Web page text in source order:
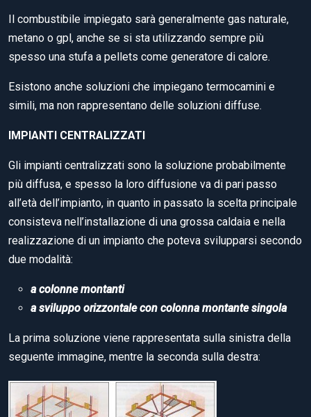
Il combustibile impiegato sarà generalmente gas naturale,
metano o gpl, anche se si sta utilizzando sempre più
spesso una stufa a pellets come generatore di calore.
Esistono anche soluzioni che impiegano termocamini e
simili, ma non rappresentano delle soluzioni diffuse.
IMPIANTI CENTRALIZZATI
Gli impianti centralizzati sono la soluzione probabilmente
più diffusa, e spesso la loro diffusione va di pari passo
all’età dell’impianto, in quanto in passato la scelta principale
consisteva nell’installazione di una grossa caldaia e nella
realizzazione di un impianto che poteva svilupparsi secondo
due modalità:
a colonne montanti
a sviluppo orizzontale con colonna montante singola
La prima soluzione viene rappresentata sulla sinistra della
seguente immagine, mentre la seconda sulla destra: